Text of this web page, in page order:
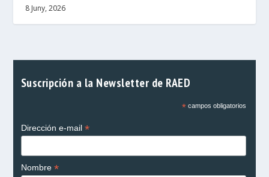
8 Juny, 2026
Suscripción a la Newsletter de RAED
*campos obligatorios
Dirección e-mail *
Nombre *